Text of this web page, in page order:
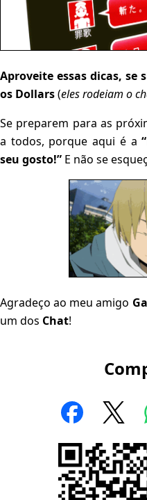
Aproveite essas dicas,
os Dollars(eles rodeiam o
Se preparem para as
a todos, porque aqui é a
seu gosto!” E não se
Agradeço ao meu amigo
um dos Chat!